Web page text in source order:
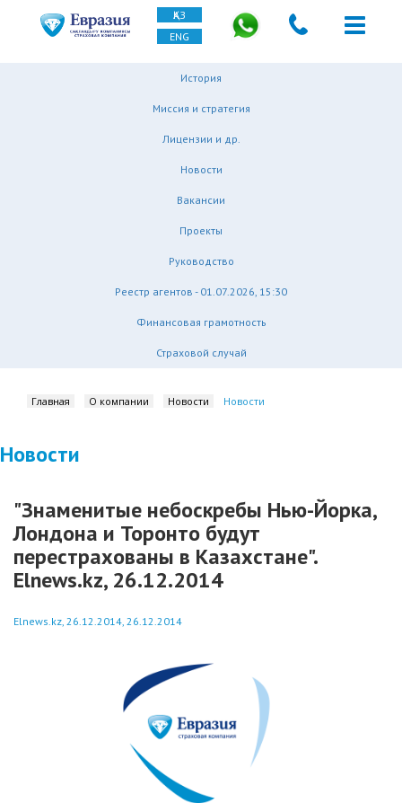
ҚАЗ
ENG
История
Миссия и стратегия
Лицензии и др.
Новости
Вакансии
Проекты
Руководство
Реестр агентов - 01.07.2026, 15:30
Финансовая грамотность
Страховой случай
Главная О компании Новости Новости
Новости
"Знаменитые небоскребы Нью-Йорка,
Лондона и Торонто будут
перестрахованы в Казахстане".
Elnews.kz, 26.12.2014
Elnews.kz, 26.12.2014, 26.12.2014